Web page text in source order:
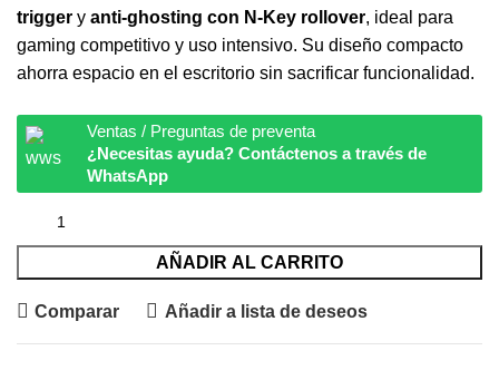
trigger y anti-ghosting con N-Key rollover, ideal para
gaming competitivo y uso intensivo. Su diseño compacto
ahorra espacio en el escritorio sin sacrificar funcionalidad.
Ventas / Preguntas de preventa
¿Necesitas ayuda? Contáctenos a través de
WhatsApp
AÑADIR AL CARRITO
Comparar Añadir a lista de deseos